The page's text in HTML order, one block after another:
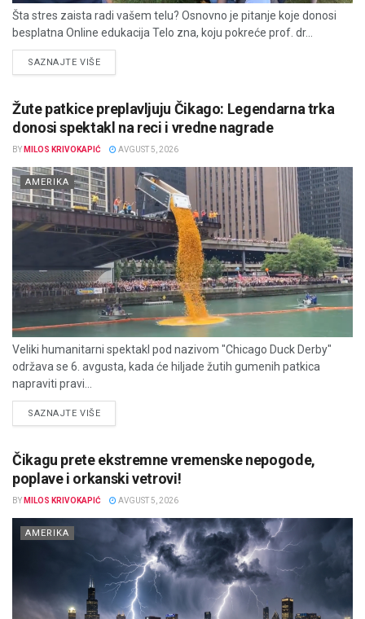
Šta stres zaista radi vašem telu? Osnovno je pitanje koje donosi
besplatna Online edukacija Telo zna, koju pokreće prof. dr...
SAZNAJTE VIŠEDETAILS
Žute patkice preplavljuju Čikago: Legendarna trka
donosi spektakl na reci i vredne nagrade
BY MILOS KRIVOKAPIĆ AVGUST 5, 2026
AMERIKA
Veliki humanitarni spektakl pod nazivom "Chicago Duck Derby"
održava se 6. avgusta, kada će hiljade žutih gumenih patkica
napraviti pravi...
SAZNAJTE VIŠEDETAILS
Čikagu prete ekstremne vremenske nepogode,
poplave i orkanski vetrovi!
BY MILOS KRIVOKAPIĆ AVGUST 5, 2026
AMERIKA